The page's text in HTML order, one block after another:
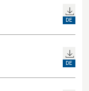
DE
DE